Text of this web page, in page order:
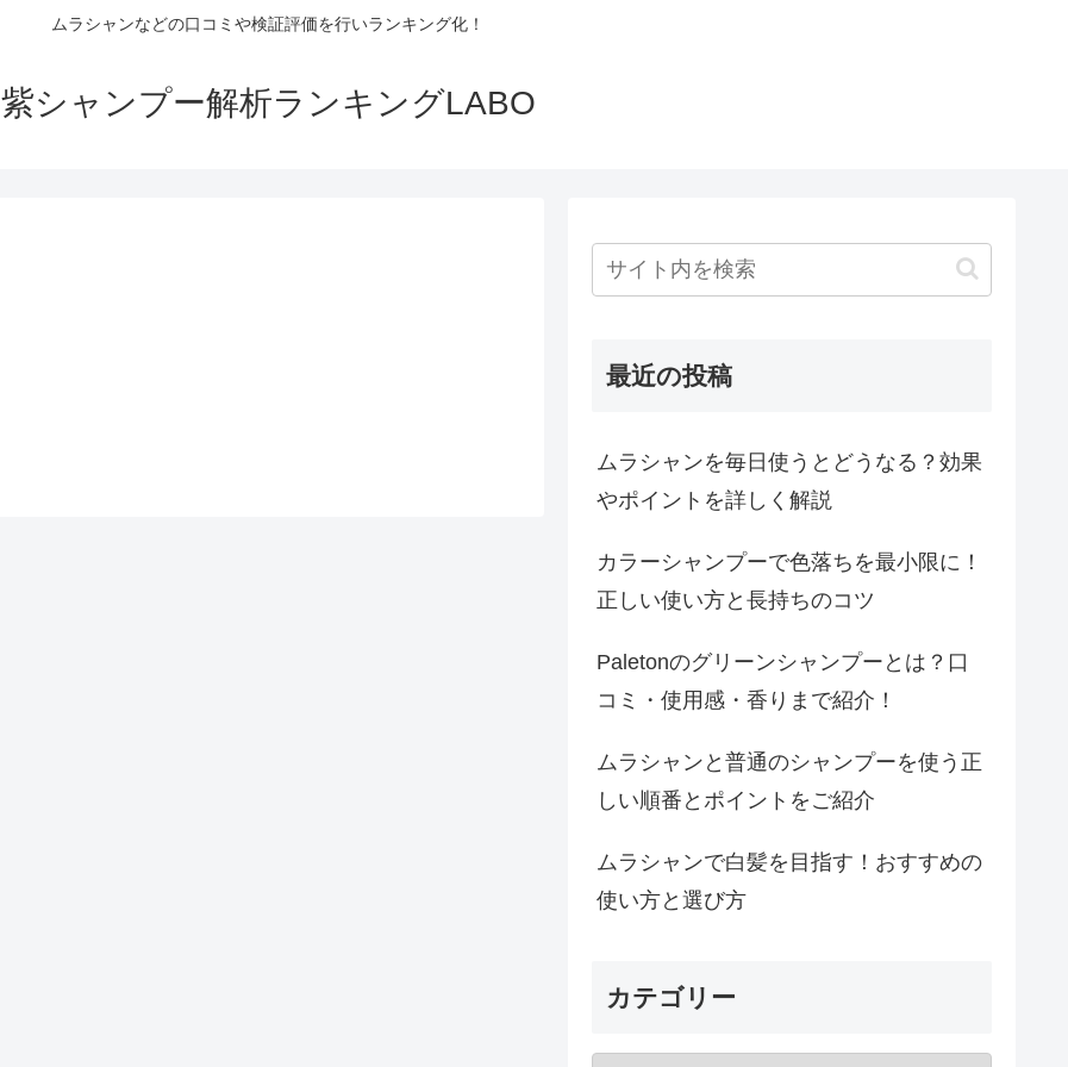
ムラシャンなどの口コミや検証評価を行いランキング化！
紫シャンプー解析ランキングLABO
最近の投稿
ムラシャンを毎日使うとどうなる？効果
やポイントを詳しく解説
カラーシャンプーで色落ちを最小限に！
正しい使い方と長持ちのコツ
Paletonのグリーンシャンプーとは？口
コミ・使用感・香りまで紹介！
ムラシャンと普通のシャンプーを使う正
しい順番とポイントをご紹介
ムラシャンで白髪を目指す！おすすめの
使い方と選び方
カテゴリー